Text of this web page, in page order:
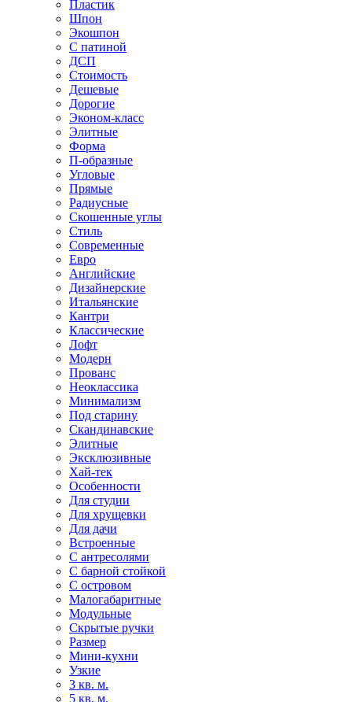
Пластик
Шпон
Экошпон
С патиной
ДСП
Стоимость
Дешевые
Дорогие
Эконом-класс
Элитные
Форма
П-образные
Угловые
Прямые
Радиусные
Скошенные углы
Стиль
Современные
Евро
Английские
Дизайнерские
Итальянские
Кантри
Классические
Лофт
Модерн
Прованс
Неоклассика
Минимализм
Под старину
Скандинавские
Элитные
Эксклюзивные
Хай-тек
Особенности
Для студии
Для хрущевки
Для дачи
Встроенные
С антресолями
С барной стойкой
С островом
Малогабаритные
Модульные
Скрытые ручки
Размер
Мини-кухни
Узкие
3 кв. м.
5 кв. м.